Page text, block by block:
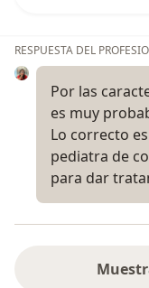
RESPUESTA DEL
Por las
es muy
Lo correcto
pediatra de
para dar